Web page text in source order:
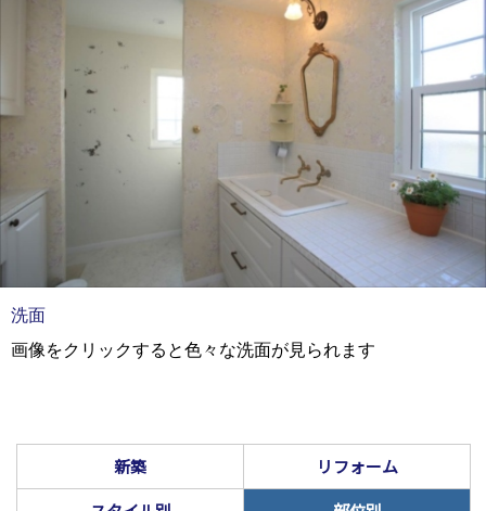
洗面
画像をクリックすると色々な洗面が見られます
新築
リフォーム